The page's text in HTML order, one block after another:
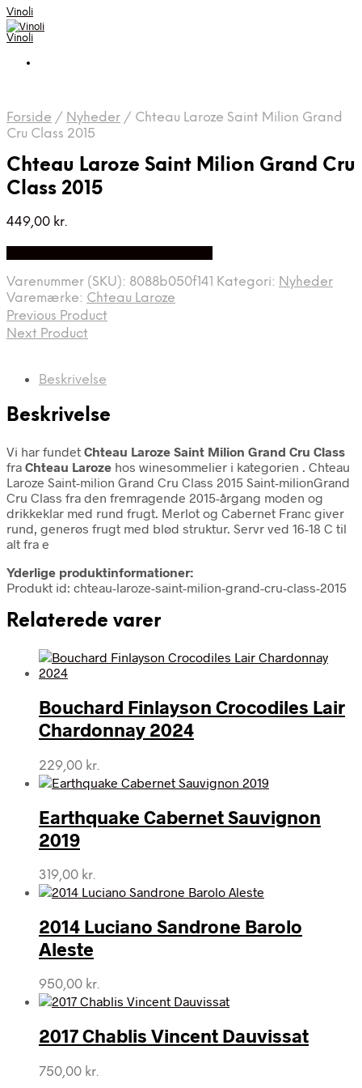
Vinoli
Vinoli
Forside / Nyheder / Chteau Laroze Saint Milion Grand
Cru Class 2015
Chteau Laroze Saint Milion Grand Cru
Class 2015
449,00 kr.
Varenummer (SKU): 8088b050f141 Kategori: Nyheder
Varemærke: Chteau Laroze
Previous Product
Next Product
Beskrivelse
Beskrivelse
Vi har fundet Chteau Laroze Saint Milion Grand Cru Class
fra Chteau Laroze hos winesommelier i kategorien . Chteau
Laroze Saint-milion Grand Cru Class 2015 Saint-milionGrand
Cru Class fra den fremragende 2015-årgang moden og
drikkeklar med rund frugt. Merlot og Cabernet Franc giver
rund, generøs frugt med blød struktur. Servr ved 16-18 C til
alt fra e
Yderlige produktinformationer:
Produkt id: chteau-laroze-saint-milion-grand-cru-class-2015
Relaterede varer
Bouchard Finlayson Crocodiles Lair
Chardonnay 2024
229,00 kr.
Earthquake Cabernet Sauvignon
2019
319,00 kr.
2014 Luciano Sandrone Barolo
Aleste
950,00 kr.
2017 Chablis Vincent Dauvissat
750,00 kr.